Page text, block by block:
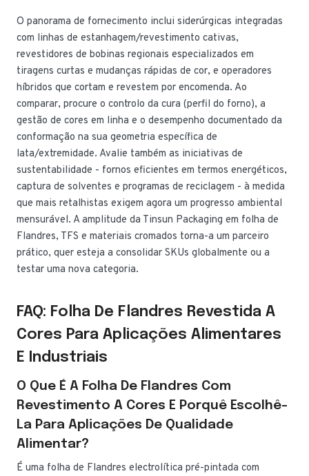
O panorama de fornecimento inclui siderúrgicas integradas
com linhas de estanhagem/revestimento cativas,
revestidores de bobinas regionais especializados em
tiragens curtas e mudanças rápidas de cor, e operadores
híbridos que cortam e revestem por encomenda. Ao
comparar, procure o controlo da cura (perfil do forno), a
gestão de cores em linha e o desempenho documentado da
conformação na sua geometria específica de
lata/extremidade. Avalie também as iniciativas de
sustentabilidade - fornos eficientes em termos energéticos,
captura de solventes e programas de reciclagem - à medida
que mais retalhistas exigem agora um progresso ambiental
mensurável. A amplitude da Tinsun Packaging em folha de
Flandres, TFS e materiais cromados torna-a um parceiro
prático, quer esteja a consolidar SKUs globalmente ou a
testar uma nova categoria.
FAQ: Folha De Flandres Revestida A
Cores Para Aplicações Alimentares
E Industriais
O Que É A Folha De Flandres Com
Revestimento A Cores E Porquê Escolhê-
La Para Aplicações De Qualidade
Alimentar?
É uma folha de Flandres electrolítica pré-pintada com